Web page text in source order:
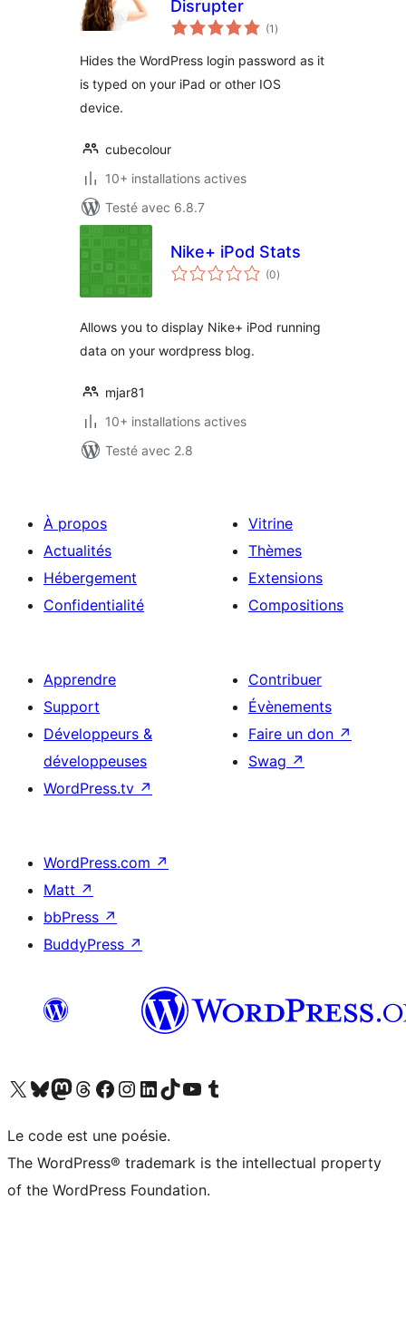
Disrupter
(1 notes
en
)
Hides the WordPress login password as it
is typed on your iPad or other IOS
device.
cubecolour
10+ installations actives
Testé avec 6.8.7
Nike+ iPod Stats
(0notes
en
)
Allows you to display Nike+ iPod running
data on your wordpress blog.
mjar81
10+ installations actives
Testé avec 2.8
À propos
Actualités
Hébergement
Confidentialité
Vitrine
Thèmes
Extensions
Compositions
Apprendre
Support
Développeurs &
développeuses
WordPress.tv ↗
Contribuer
Évènements
Faire un don ↗
Swag ↗
WordPress.com ↗
Matt ↗
bbPress ↗
BuddyPress ↗
Visitez notre compte X (précédemment Twitter)
Visiter notre compte Bluesky
Visiter notre compte Mastodon
Visiter notre compte Threads
Consulter notre compte Facebook
Consulter notre compte Instagram
Consulter notre compte LinkedIn
Visiter notre compte TokTok
Visiter notre chaîne YouTube
Visiter notre compte Tumblr
Le code est une poésie.
The WordPress® trademark is the intellectual property
of the WordPress Foundation.